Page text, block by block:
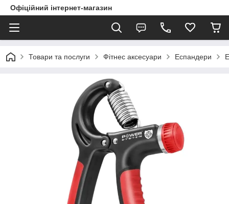
Офіційний інтернет-магазин
Товари та послуги Фітнес аксесуари Еспандери